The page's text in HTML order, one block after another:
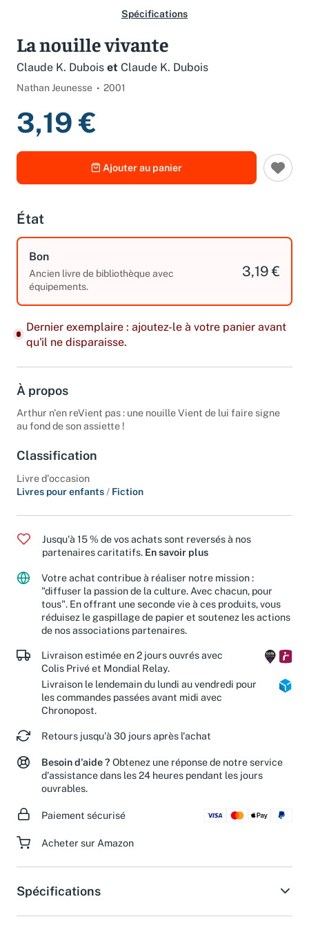
Spécifications
La nouille vivante
Claude K. Dubois et Claude K. Dubois
Nathan Jeunesse 2001
3,19 €
Ajouter au panier
État
Bon
Ancien livre de bibliothèque avec
équipements.
3,19 €
Dernier exemplaire : ajoutez-le à votre panier avant
qu'il ne disparaisse.
À propos
Arthur n'en reVient pas : une nouille Vient de lui faire signe
au fond de son assiette !
Classification
Livre d'occasion
Livres pour enfants / Fiction
Jusqu'à 15 % de vos achats sont reversés à nos
partenaires caritatifs. En savoir plus
Votre achat contribue à réaliser notre mission :
"diffuser la passion de la culture. Avec chacun, pour
tous". En offrant une seconde vie à ces produits, vous
réduisez le gaspillage de papier et soutenez les actions
de nos associations partenaires.
Livraison estimée en 2 jours ouvrés avec
Colis Privé et Mondial Relay.
Livraison le lendemain du lundi au vendredi pour
les commandes passées avant midi avec
Chronopost.
Retours jusqu'à 30 jours après l'achat
Besoin d'aide ? Obtenez une réponse de notre service
d'assistance dans les 24 heures pendant les jours
ouvrables.
Paiement sécurisé
Acheter sur Amazon
Spécifications